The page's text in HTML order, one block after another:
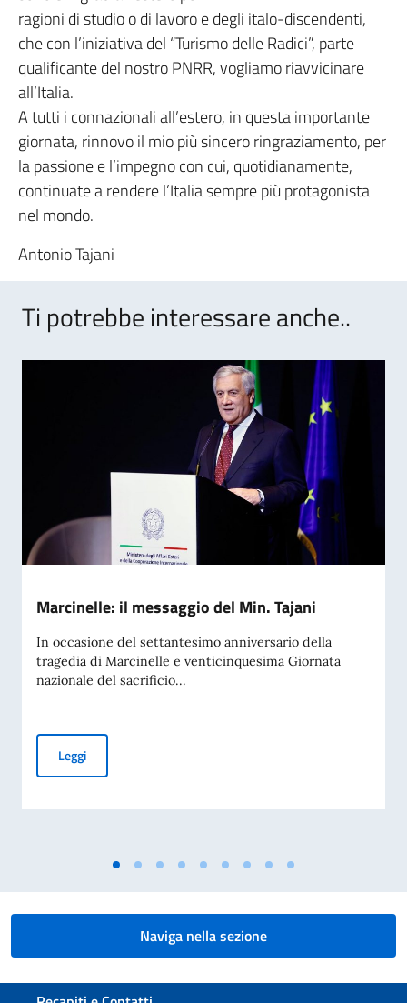
ragioni di studio o di lavoro e degli italo-discendenti,
che con l’iniziativa del “Turismo delle Radici”, parte
qualificante del nostro PNRR, vogliamo riavvicinare
all’Italia.
A tutti i connazionali all’estero, in questa importante
giornata, rinnovo il mio più sincero ringraziamento, per
la passione e l’impegno con cui, quotidianamente,
continuate a rendere l’Italia sempre più protagonista
nel mondo.
Antonio Tajani
Ti potrebbe interessare anche..
Marcinelle: il messaggio del Min. Tajani
In occasione del settantesimo anniversario della
tragedia di Marcinelle e venticinquesima Giornata
nazionale del sacrificio...
LeggiMarcinelle: il messaggio del Min. Tajani
Naviga nella sezione